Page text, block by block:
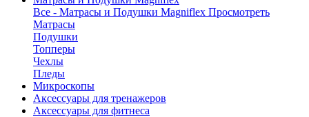
Все - Матрасы и Подушки Magniflex Просмотреть
Матрасы
Подушки
Топперы
Чехлы
Пледы
Микроскопы
Аксессуары для тренажеров
Аксессуары для фитнеса